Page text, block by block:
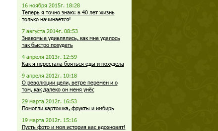
16 ноября 2015г. 18:28
Теперь я точно знаю: в 40 лет жизнь
только начинается!
7 августа 2014г. 08:53
Знакомые удивлялись, как мне удалось
так быстро похудеть
4 апреля 2013г. 12:59
Как я перестала бояться еды и похудела
9 апреля 2012г. 10:18
О революции цели, ветре перемен и о
том, как далеко он меня унёс
29 марта 2012г. 16:53
Помогли картошка, фрукты и имбирь
19 марта 2012г. 15:16
Пусть фото и моя история вас вдохновят!